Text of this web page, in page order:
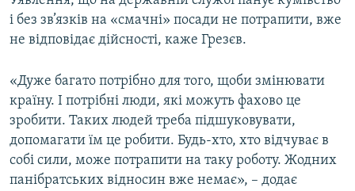
і без зв’язків на «смачні» посади не потрапити, вже
не відповідає дійсності, каже Грезєв.
«Дуже багато потрібно для того, щоби змінювати
країну. І потрібні люди, які можуть фахово це
зробити. Таких людей треба підшуковувати,
допомагати їм це робити. Будь-хто, хто відчуває в
собі сили, може потрапити на таку роботу. Жодних
панібратських відносин вже немає», – додає